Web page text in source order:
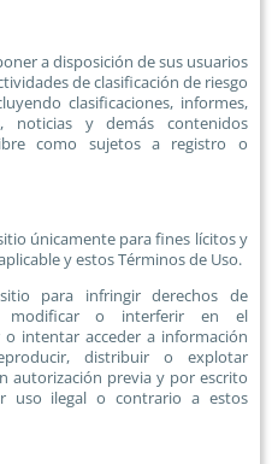
a disposición de sus usuarios
de clasificación de riesgo
clasificaciones, informes,
noticias y demás contenidos
como sujetos a registro o
únicamente para fines lícitos y
y estos Términos de Uso.
para infringir derechos de
modificar o interferir en el
intentar acceder a información
distribuir o explotar
autorización previa y por escrito
uso ilegal o contrario a estos